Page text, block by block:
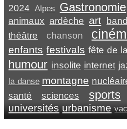
2024 Alpes Gastronomie
animaux ardèche art
théâtre
chanson
enfants festivals fête de
humour insolite internet
la danse montagne
santé sciences sports
universités urbanisme